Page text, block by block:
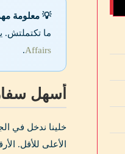
💡 معلومة
ما تكتملتش.
Affairs
.
أسهل سفارة شنجن
خلينا ندخل في
الأعلى للأقل. الأرقام دي كلها